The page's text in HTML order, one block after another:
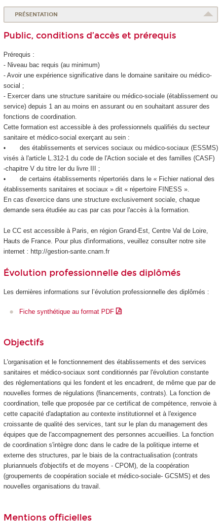
PRÉSENTATION
Public, conditions d’accès et prérequis
Prérequis :
- Niveau bac requis (au minimum)
- Avoir une expérience significative dans le domaine sanitaire ou médico-
social ;
- Exercer dans une structure sanitaire ou médico-sociale (établissement ou
service) depuis 1 an au moins en assurant ou en souhaitant assurer des
fonctions de coordination.
Cette formation est accessible à des professionnels qualifiés du secteur
sanitaire et médico-social exerçant au sein :
• des établissements et services sociaux ou médico-sociaux (ESSMS)
visés à l'article L.312-1 du code de l'Action sociale et des familles (CASF)
-chapitre V du titre Ier du livre III ;
• de certains établissements répertoriés dans le « Fichier national des
établissements sanitaires et sociaux » dit « répertoire FINESS ».
En cas d'exercice dans une structure exclusivement sociale, chaque
demande sera étudiée au cas par cas pour l'accès à la formation.
Le CC est accessible à Paris, en région Grand-Est, Centre Val de Loire,
Hauts de France. Pour plus d'informations, veuillez consulter notre site
internet : http://gestion-sante.cnam.fr
Évolution professionnelle des diplômés
Les dernières informations sur l’évolution professionnelle des diplômés :
Fiche synthétique au format PDF
Objectifs
L'organisation et le fonctionnement des établissements et des services
sanitaires et médico-sociaux sont conditionnés par l'évolution constante
des réglementations qui les fondent et les encadrent, de même que par de
nouvelles formes de régulations (financements, contrats). La fonction de
coordination, telle que proposée par ce certificat de compétence, renvoie à
cette capacité d'adaptation au contexte institutionnel et à l'exigence
croissante de qualité des services, tant sur le plan du management des
équipes que de l'accompagnement des personnes accueillies. La fonction
de coordination s'intègre donc dans le cadre de la politique interne et
externe des structures, par le biais de la contractualisation (contrats
pluriannuels d'objectifs et de moyens - CPOM), de la coopération
(groupements de coopération sociale et médico-sociale- GCSMS) et des
nouvelles organisations du travail.
Mentions officielles